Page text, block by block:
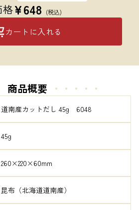
格¥648 (税込)
カートに入れる
商品概要 ・・・・・
道南産カットだし 45g　6048
45g
260×220×60mm
昆布（北海道道南産）